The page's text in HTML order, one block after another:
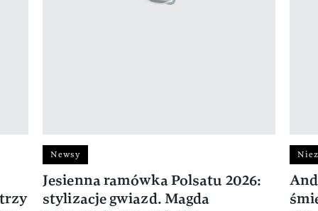
Newsy
Jesienna ramówka Polsatu 2026:
stylizacje gwiazd. Magda